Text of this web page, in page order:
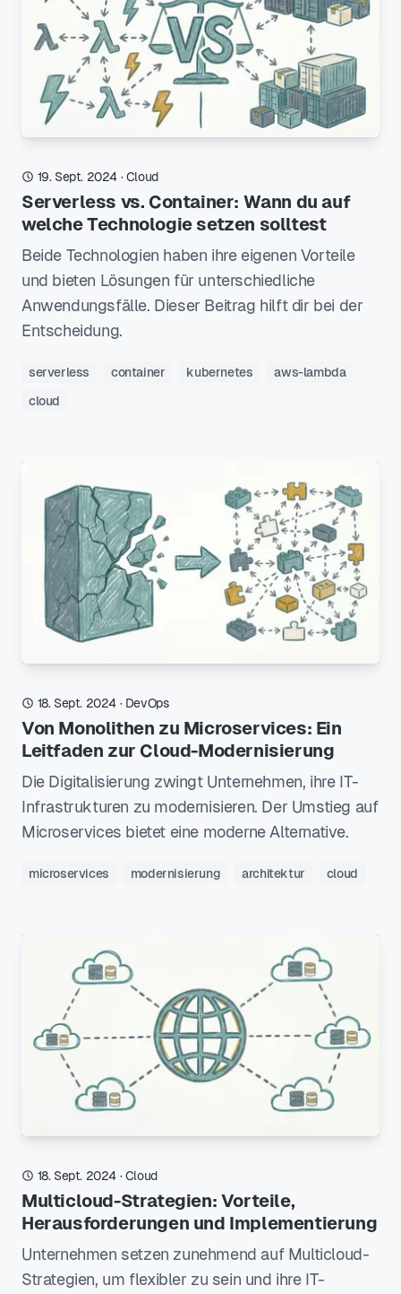
19. Sept. 2024 ·Cloud
Serverless vs. Container: Wann du auf
welche Technologie setzen solltest
Beide Technologien haben ihre eigenen Vorteile
und bieten Lösungen für unterschiedliche
Anwendungsfälle. Dieser Beitrag hilft dir bei der
Entscheidung.
serverless container kubernetes
aws-lambda
cloud
18. Sept. 2024 · DevOps
Von Monolithen zu Microservices: Ein
Leitfaden zur Cloud-Modernisierung
Die Digitalisierung zwingt Unternehmen, ihre IT-
Infrastrukturen zu modernisieren. Der Umstieg auf
Microservices bietet eine moderne Alternative.
microservices modernisierung architektur cloud
18. Sept. 2024 ·Cloud
Multicloud-Strategien: Vorteile,
Herausforderungen und Implementierung
Unternehmen setzen zunehmend auf Multicloud-
Strategien, um flexibler zu sein und ihre IT-